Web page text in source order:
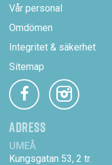
Vår personal
Omdömen
Integritet & säkerhet
Sitemap
ADRESS
UMEÅ
Kungsgatan 53, 2 tr.